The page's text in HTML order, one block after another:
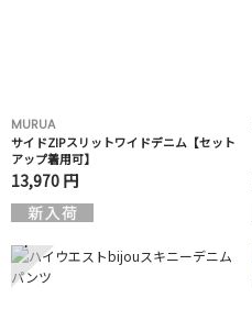
MURUA
サイドZIPスリットワイドデニム【セット
アップ着用可】
13,970 円
7